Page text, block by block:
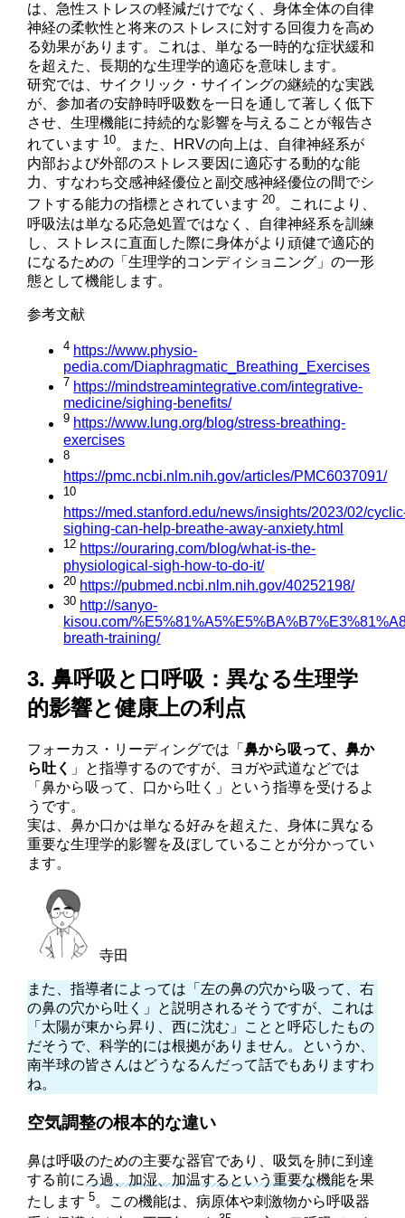
は、急性ストレスの軽減だけでなく、身体全体の自律
神経の柔軟性と将来のストレスに対する回復力を高め
る効果があります。これは、単なる一時的な症状緩和
を超えた、長期的な生理学的適応を意味します。
研究では、サイクリック・サイイングの継続的な実践
が、参加者の安静時呼吸数を一日を通して著しく低下
させ、生理機能に持続的な影響を与えることが報告さ
れています 10。また、HRVの向上は、自律神経系が
内部および外部のストレス要因に適応する動的な能
力、すなわち交感神経優位と副交感神経優位の間でシ
フトする能力の指標とされています20。これにより、
呼吸法は単なる応急処置ではなく、自律神経系を訓練
し、ストレスに直面した際に身体がより頑健で適応的
になるための「生理学的コンディショニング」の一形
態として機能します。
参考文献
4 https://www.physio-
pedia.com/Diaphragmatic_Breathing_Exercises
7 https://mindstreamintegrative.com/integrative-
medicine/sighing-benefits/
9 https://www.lung.org/blog/stress-breathing-
exercises
8
https://pmc.ncbi.nlm.nih.gov/articles/PMC6037091/
10
https://med.stanford.edu/news/insights/2023/02/
sighing-can-help-breathe-away-anxiety.html
12 https://ouraring.com/blog/what-is-the-
physiological-sigh-how-to-do-it/
20 https://pubmed.ncbi.nlm.nih.gov/40252198/
30 http://sanyo-
kisou.com/
breath-training/
3. 鼻呼吸と口呼吸：異なる生理学
的影響と健康上の利点
フォーカス・リーディングでは「鼻から吸って、鼻か
ら吐く 」と指導するのですが、ヨガや武道などでは
「鼻から吸って、口から吐く」という指導を受けるよ
うです。
実は、鼻か口かは単なる好みを超えた、身体に異なる
重要な生理学的影響を及ぼしていることが分かってい
ます。
寺田
また、指導者によっては「左の鼻の穴から吸って、右
の鼻の穴から吐く」と説明されるそうですが、これは
「太陽が東から昇り、西に沈む」ことと呼応したもの
だそうで、科学的には根拠がありません。というか、
南半球の皆さんはどうなるんだって話でもありますわ
ね。
空気調整の根本的な違い
鼻は呼吸のための主要な器官であり、吸気を肺に到達
する前にろ過、加湿、加温するという重要な機能を果
たします5。この機能は、病原体や刺激物から呼吸器